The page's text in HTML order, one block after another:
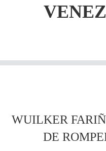
WUILKER
DE